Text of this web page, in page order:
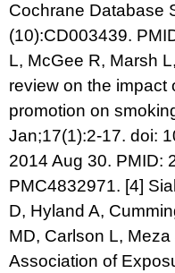
Cochrane Database
(10):CD003439.
L, McGee R, Marsh
review on the impact
promotion on
Jan;17(1):2-17. doi:
2014 Aug 30. PMID:
PMC4832971. [4]
D, Hyland A,
MD, Carlson L,
Association of